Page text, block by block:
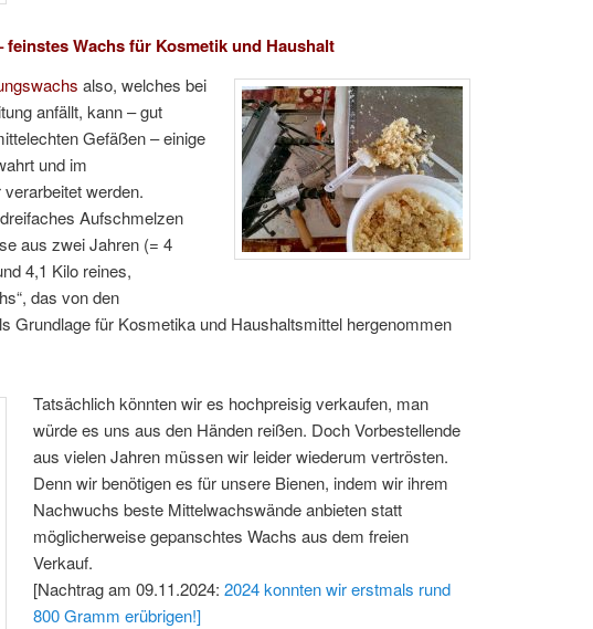
feinstes Wachs für Kosmetik und Haushalt
also, welches bei
anfällt, kann – gut
Gefäßen – einige
und im
werden.
Aufschmelzen
aus zwei Jahren (= 4
4,1 Kilo reines,
das von den
Grundlage für Kosmetika und Haushaltsmittel hergenommen
Tatsächlich könnten wir es hochpreisig verkaufen, man
würde es uns aus den Händen reißen. Doch Vorbestellende
aus vielen Jahren müssen wir leider wiederum vertrösten.
Denn wir benötigen es für unsere Bienen, indem wir ihrem
Nachwuchs beste Mittelwachswände anbieten statt
möglicherweise gepanschtes Wachs aus dem freien
Verkauf.
[Nachtrag am 09.11.2024:2024 konnten wir erstmals rund
800 Gramm erübrigen!]